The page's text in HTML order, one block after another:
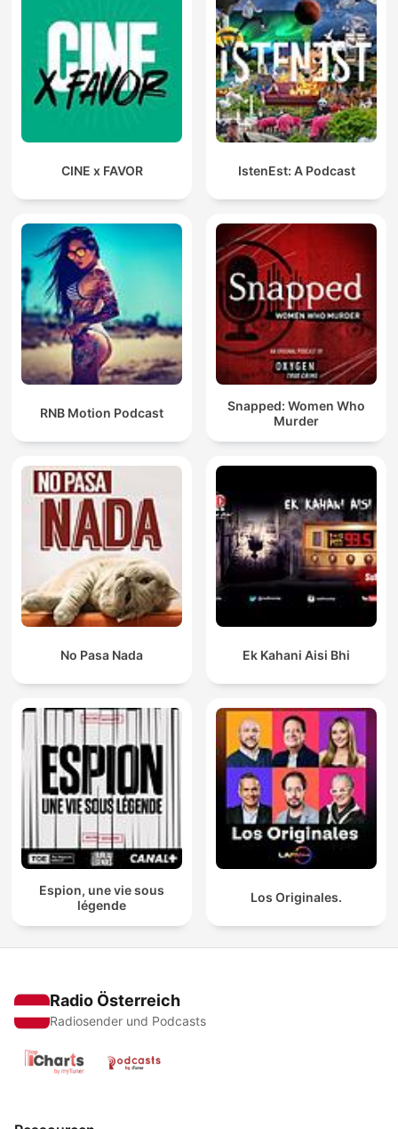
CINE x FAVOR IstenEst: A Podcast
RNB Motion Podcast
Snapped: Women Who
Murder
No Pasa Nada Ek Kahani Aisi Bhi
Espion, une vie sous
légende
Los Originales.
Radio Österreich
Radiosender und Podcasts